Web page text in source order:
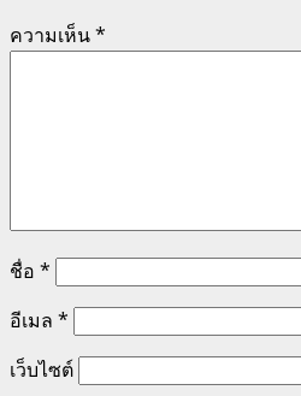
ความเห็น*
ชื่อ *
อีเมล *
เว็บไซต์